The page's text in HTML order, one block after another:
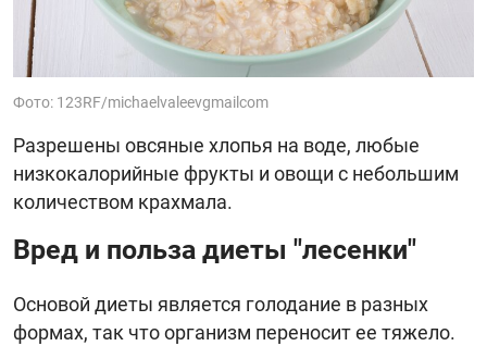
Фото: 123RF/michaelvaleevgmailcom
Разрешены овсяные хлопья на воде, любые
низкокалорийные фрукты и овощи с небольшим
количеством крахмала.
Вред и польза диеты "лесенки"
Основой диеты является голодание в разных
формах, так что организм переносит ее тяжело.